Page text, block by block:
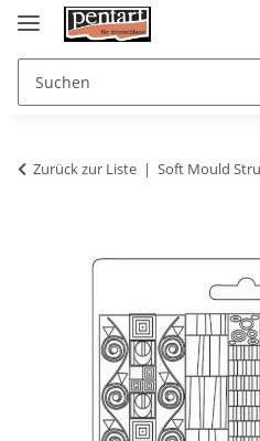
Zurück zur Liste Soft Mould